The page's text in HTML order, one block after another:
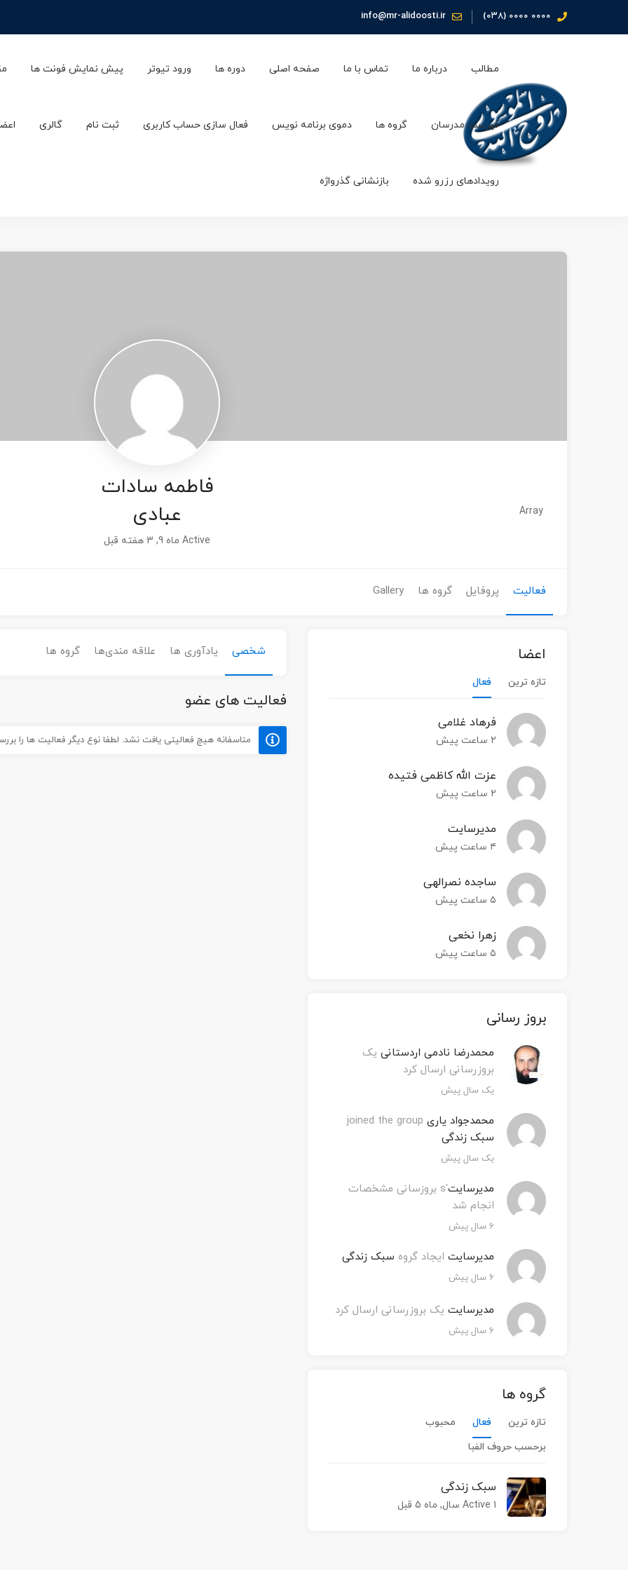
۰۰۰۰ ۰۰۰۰ (۰۳۸) info@mr-alidoosti.ir
مطالب درباره ما تماس با ما صفحه اصلی دوره ها ورود تیوتر پیش نمایش فونت ها
فهرست مدرسان گروه ها دموی برنامه نویس فعال سازی حساب کاربری ثبت نام گالری
رویدادهای رزرو شده بازنشانی گذرواژه
Array
فاطمه سادات
عبادی
Active ماه 9, 3 هفته قبل
فعالیت پروفایل گروه ها Gallery
اعضا
تازه ترین فعال
فرهاد غلامی
۲ ساعت پیش
عزت الله کاظمی فتیده
۲ ساعت پیش
مدیرسایت
۴ ساعت پیش
ساجده نصرالهی
۵ ساعت پیش
زهرا نخعی
۵ ساعت پیش
‫بروز رسانی
محمدرضا نادمی اردستانی یک
بروزرسانی ارسال کرد
یک سال پیش
محمدجواد یاری
سبک زندگی
یک سال پیش
مدیرسایت
's بروزسانی مشخصات
انجام شد
۶ سال پیش
مدیرسایت ایجاد گروه سبک زندگی
۶ سال پیش
مدیرسایت یک بروزرسانی ارسال کرد
۶ سال پیش
گروه ها
تازه ترین فعال
محبوب
برحسب حروف الفبا
سبک زندگی
Active 1 سال, ماه 5 قبل
شخصی یادآوری ها علاقه مندی‌ها گروه ها
فعالیت های عضو
متاسفانه هیچ فعالیتی یافت نشد. لطفا نوع دیگر فعالیت ها را